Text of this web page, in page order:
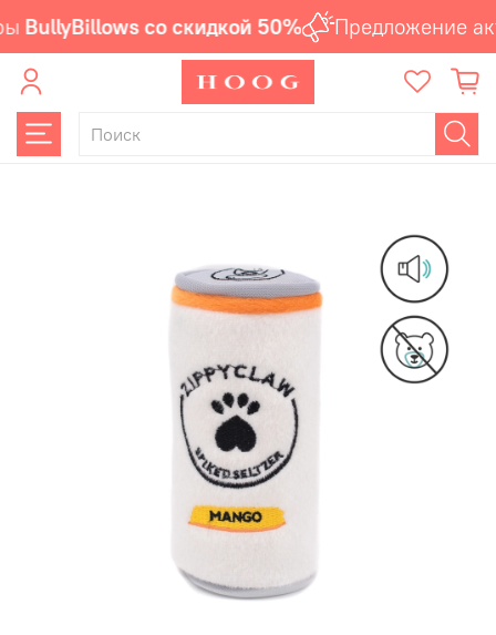
BullyBillows со скидкой 50% Предложение